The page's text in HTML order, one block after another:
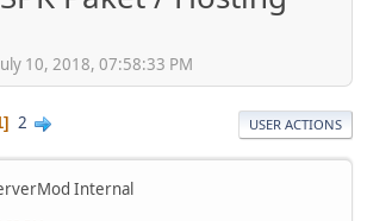
10, 2018, 07:58:33 PM
2 USER ACTIONS
Internal